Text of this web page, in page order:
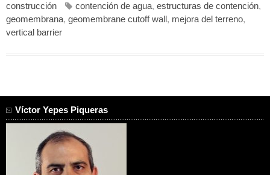
construcción
contención de agua, estructuras de contención,
geomembrana, geomembrane cutoff wall , mejora del terreno,
vertical barrier
Víctor Yepes Piqueras